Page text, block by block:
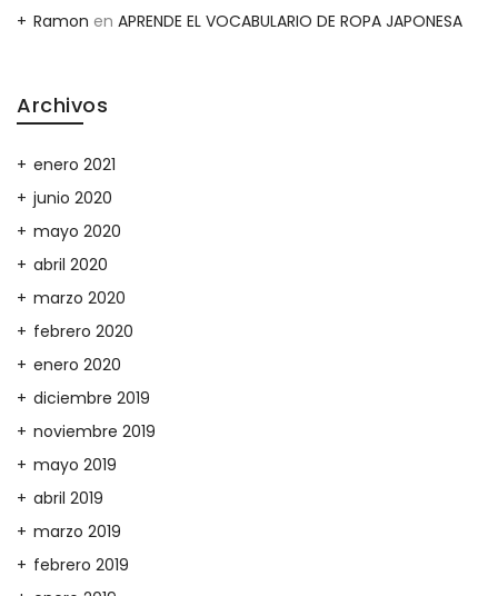
Ramon en APRENDE EL VOCABULARIO DE ROPA JAPONESA
Archivos
enero 2021
junio 2020
mayo 2020
abril 2020
marzo 2020
febrero 2020
enero 2020
diciembre 2019
noviembre 2019
mayo 2019
abril 2019
marzo 2019
febrero 2019